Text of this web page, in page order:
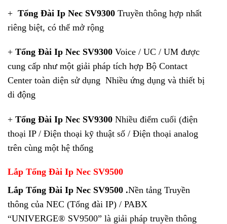
+ Tổng Đài Ip Nec SV9300 Truyền thông hợp nhất
riêng biệt, có thể mở rộng
+ Tổng Đài Ip Nec SV9300 Voice / UC / UM được
cung cấp như một giải pháp tích hợp Bộ Contact
Center toàn diện sử dụng Nhiều ứng dụng và thiết bị
di động
+ Tổng Đài Ip Nec SV9300 Nhiều điểm cuối (điện
thoại IP / Điện thoại kỹ thuật số / Điện thoại analog
trên cùng một hệ thống
Lắp Tổng Đài Ip Nec SV9500
Lắp Tổng Đài Ip Nec SV9500 .Nền tảng Truyền
thông của NEC (Tổng đài IP) / PABX
“UNIVERGE® SV9500” là giải pháp truyền thông